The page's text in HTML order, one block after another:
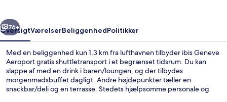
Næste
76+
OversigtVærelserBeliggenhedPolitikker
Med en beliggenhed kun 1,3 km fra lufthavnen tilbyder ibis Geneve
Aeroport gratis shuttletransport i et begrænset tidsrum. Du kan
slappe af med en drink i baren/loungen, og der tilbydes
morgenmadsbuffet dagligt. Andre højdepunkter tæller en
snackbar/deli og en terrasse. Stedets hjælpsomme personale og